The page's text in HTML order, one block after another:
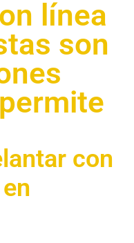
línea
son
con